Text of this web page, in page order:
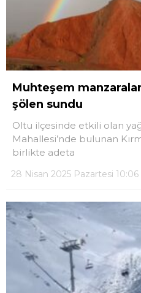
Muhteşem
şölen sundu
Oltu ilçesinde etkili olan
Mahallesi’nde bulunan
birlikte adeta
28 Nisan 2025 Pazartesi 10:06